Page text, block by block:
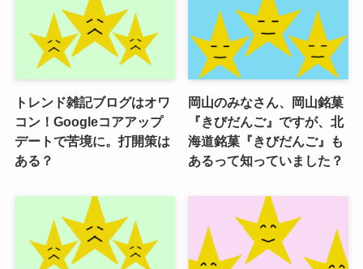
トレンド雑記ブログはオワ
コン！Googleコアアップ
デートで苦境に。打開策は
ある？
岡山のみなさん、岡山銘菓
『きびだんご』ですが、北
海道銘菓『きびだんご』も
あるって知っていました？